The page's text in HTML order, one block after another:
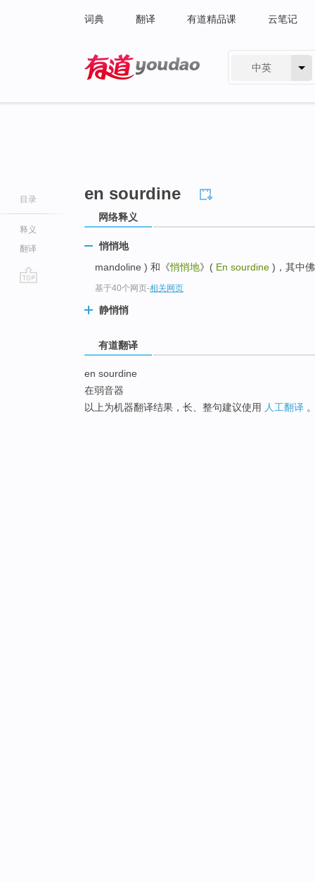
词典 翻译 有道精品课 云笔记
中英
目录
释义
翻译
en sourdine
网络释义
悄悄地
mandoline ) 和《悄悄地》( En sourdine )，其中
基于40个网页-相关网页
静悄悄
有道翻译
en sourdine
在弱音器
以上为机器翻译结果，长、整句建议使用 人工翻译